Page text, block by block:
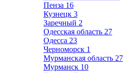
Пенза 16
Кузнецк 3
Заречный 2
Одесская область 27
Одесса 23
Черноморск 1
Мурманская область 27
Мурманск 10